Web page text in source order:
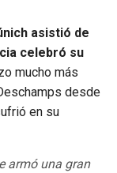
asistió de
celebró su
mucho más
desde
en su
armó una gran